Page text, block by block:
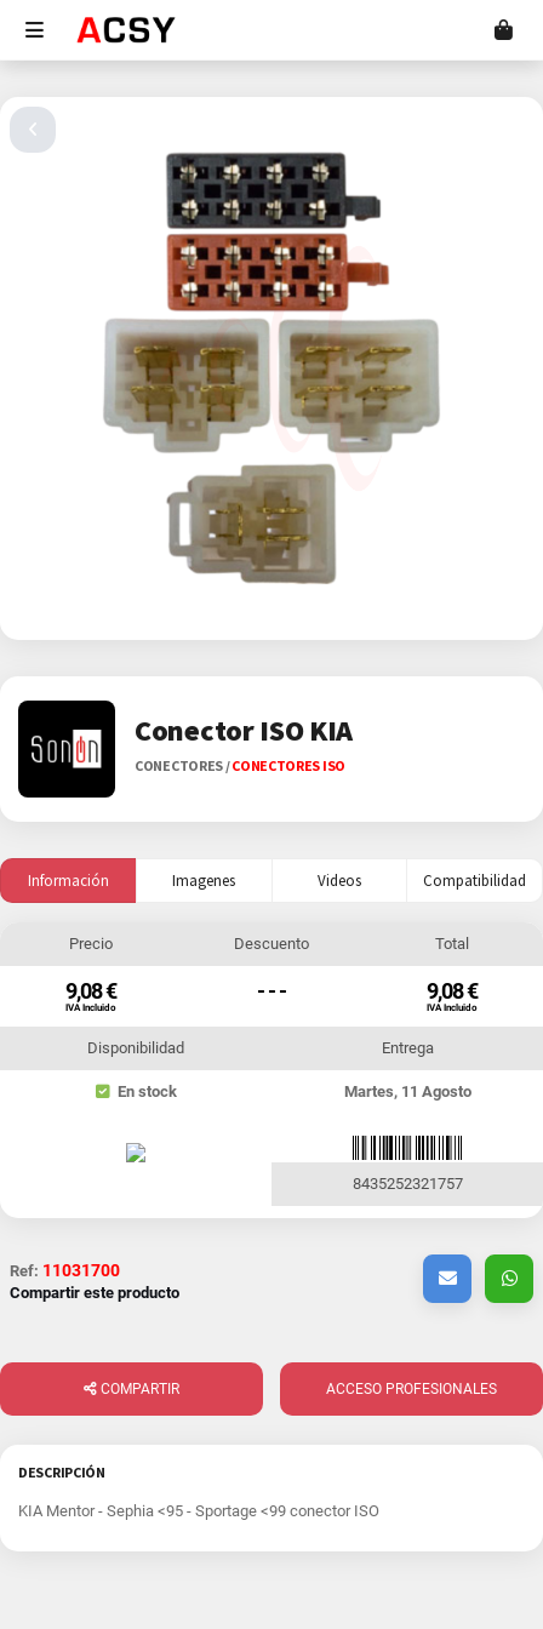
Conector ISO KIA
CONECTORES/CONECTORES ISO
Información Imagenes Videos Compatibilidad
Precio
9,08 €
IVA Incluido
Descuento
- - -
Total
9,08 €
IVA Incluido
Disponibilidad
En stock
Entrega
Martes, 11 Agosto
8435252321757
Ref: 11031700
Compartir este producto
COMPARTIR ACCESO PROFESIONALES
DESCRIPCIÓN
KIA Mentor - Sephia <95 - Sportage <99 conector ISO